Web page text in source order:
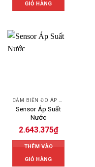
GIỎ HÀNG
Sensor Áp Suất
Nước
2.643.375₫
THÊM VÀO
GIỎ HÀNG